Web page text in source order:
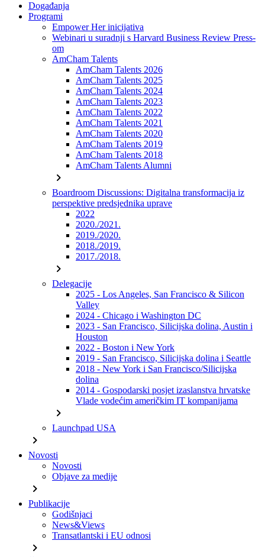
Događanja
Programi
Empower Her inicijativa
Webinari u suradnji s Harvard Business Review Press-
om
AmCham Talents
AmCham Talents 2026
AmCham Talents 2025
AmCham Talents 2024
AmCham Talents 2023
AmCham Talents 2022
AmCham Talents 2021
AmCham Talents 2020
AmCham Talents 2019
AmCham Talents 2018
AmCham Talents Alumni
chevron_right
Boardroom Discussions: Digitalna transformacija iz
perspektive predsjednika uprave
2022
2020./2021.
2019./2020.
2018./2019.
2017./2018.
chevron_right
Delegacije
2025 - Los Angeles, San Francisco & Silicon
Valley
2024 - Chicago i Washington DC
2023 - San Francisco, Silicijska dolina, Austin i
Houston
2022 - Boston i New York
2019 - San Francisco, Silicijska dolina i Seattle
2018 - New York i San Francisco/Silicijska
dolina
2014 - Gospodarski posjet izaslanstva hrvatske
Vlade vodećim američkim IT kompanijama
chevron_right
Launchpad USA
chevron_right
Novosti
Novosti
Objave za medije
chevron_right
Publikacije
Godišnjaci
News&Views
Transatlantski i EU odnosi
chevron_right